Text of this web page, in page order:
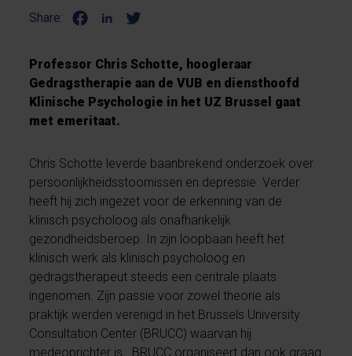
Share:
Professor Chris Schotte, hoogleraar
Gedragstherapie aan de VUB en diensthoofd
Klinische Psychologie in het UZ Brussel gaat
met emeritaat.
Chris Schotte leverde baanbrekend onderzoek over
persoonlijkheidsstoornissen en depressie. Verder
heeft hij zich ingezet voor de erkenning van de
klinisch psycholoog als onafhankelijk
gezondheidsberoep. In zijn loopbaan heeft het
klinisch werk als klinisch psycholoog en
gedragstherapeut steeds een centrale plaats
ingenomen. Zijn passie voor zowel theorie als
praktijk werden verenigd in het Brussels University
Consultation Center (BRUCC) waarvan hij
medeoprichter is. BRUCC organiseert dan ook graag